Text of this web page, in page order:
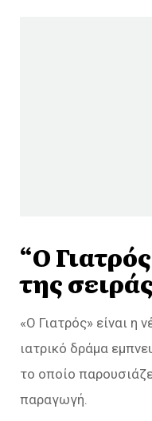
“Ο
της σειράς
«Ο Γιατρός» είναι η
ιατρικό δράμα
το οποίο
παραγωγή.